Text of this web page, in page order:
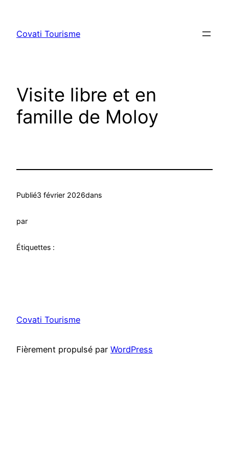
contenu
Covati Tourisme
Visite libre et en
famille de Moloy
Publié3 février 2026dans
par
Étiquettes :
Covati Tourisme
Fièrement propulsé par WordPress